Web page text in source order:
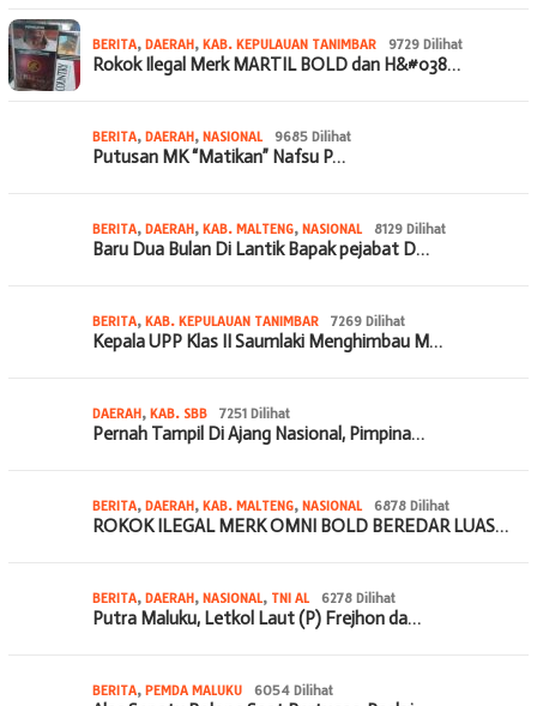
BERITA, DAERAH, KAB. KEPULAUAN TANIMBAR 9729 Dilihat
Rokok Ilegal Merk MARTIL BOLD dan H&#038…
BERITA, DAERAH, NASIONAL 9685 Dilihat
Putusan MK “Matikan” Nafsu P…
BERITA, DAERAH, KAB. MALTENG, NASIONAL 8129 Dilihat
Baru Dua Bulan Di Lantik Bapak pejabat D…
BERITA, KAB. KEPULAUAN TANIMBAR 7269 Dilihat
Kepala UPP Klas II Saumlaki Menghimbau M…
DAERAH, KAB. SBB 7251 Dilihat
Pernah Tampil Di Ajang Nasional, Pimpina…
BERITA, DAERAH, KAB. MALTENG, NASIONAL 6878 Dilihat
ROKOK ILEGAL MERK OMNI BOLD BEREDAR LUAS…
BERITA, DAERAH, NASIONAL, TNI AL 6278 Dilihat
Putra Maluku, Letkol Laut (P) Frejhon da…
BERITA, PEMDA MALUKU 6054 Dilihat